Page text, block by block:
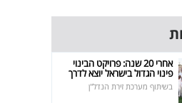
אחרי 20 שנה: פרויקט הבינוי
פינוי הגדול בישראל יוצא לדרך
בשיתוף מערכת זירת הנדל"ן